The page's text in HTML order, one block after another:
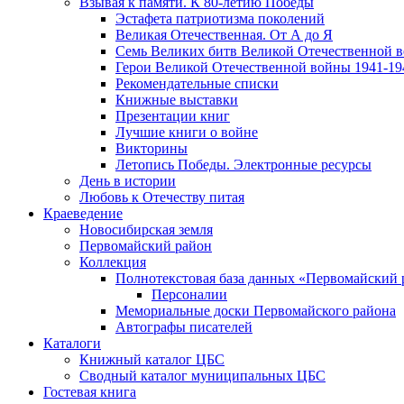
Эcтафета патриотизма поколений
Великая Отечественная. От А до Я
Семь Великих битв Великой Отечественной
Герои Великой Отечественной войны 1941-
Рекомендательные списки
Книжные выставки
Презентации книг
Лучшие книги о войне
Викторины
Летопись Победы. Электронные ресурсы
День в истории
Любовь к Отечеству питая
Краеведение
Новосибирская земля
Первомайский район
Коллекция
Полнотекстовая база данных «Первомайский
Персоналии
Мемориальные доски Первомайского района
Автографы писателей
Каталоги
Книжный каталог ЦБС
Сводный каталог муниципальных ЦБС
Гостевая книга